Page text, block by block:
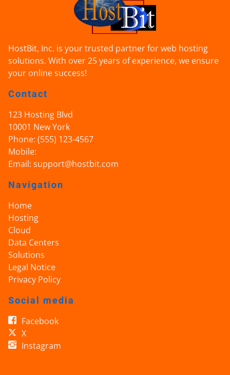
HostBit, Inc. is your trusted partner for web hosting
solutions. With over 25 years of experience, we ensure
your online success!
Contact
123 Hosting Blvd
10001 New York
Phone: (555) 123-4567
Mobile:
Email: support@hostbit.com
Navigation
Home
Hosting
Cloud
Data Centers
Solutions
Legal Notice
Privacy Policy
Social media
Facebook
X
Instagram